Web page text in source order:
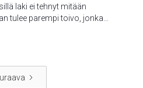
laki ei tehnyt mitään
tulee parempi toivo, jonka